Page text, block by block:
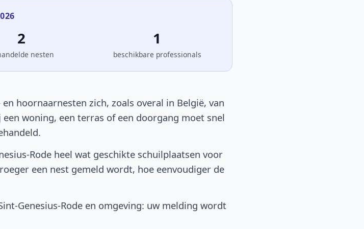
2
nesten
1
beschikbare professionals
hoornaarnesten zich, zoals overal in België, van
woning, een terras of een doorgang moet snel
Rode heel wat geschikte schuilplaatsen voor
een nest gemeld wordt, hoe eenvoudiger de
Genesius-Rode en omgeving: uw melding wordt